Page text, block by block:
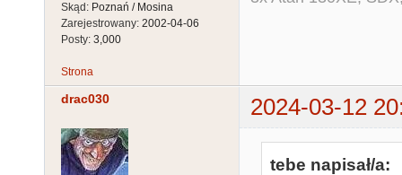
Skąd: Poznań / Mosina
Zarejestrowany: 2002-04-06
Posty: 3,000
Strona
drac030 2024-03-12
tebe napisał/a: